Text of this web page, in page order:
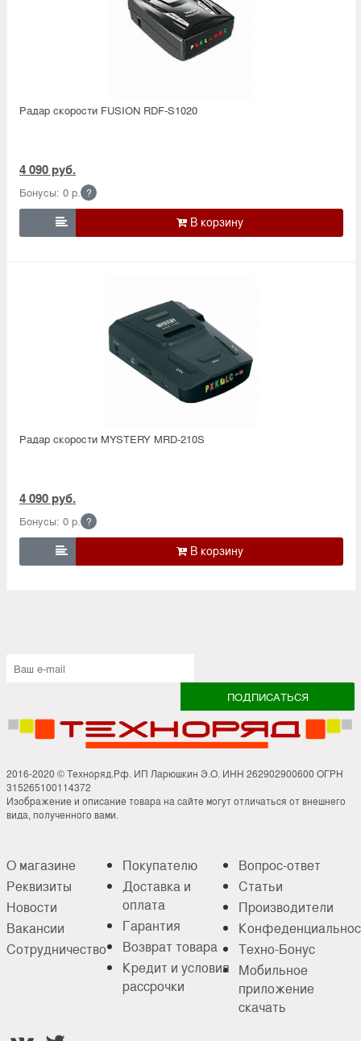
Радар скорости FUSION RDF-S1020
4 090 руб.
Бонусы: 0 р. ?

Радар скорости MYSTERY MRD-210S
4 090 руб.
Бонусы: 0 р. ?

2016-2020 © Техноряд.Рф. ИП Ларюшкин Э.О. ИНН 262902900600 ОГРН
315265100114372
Изображение и описание товара на сайте могут отличаться от внешнего
вида, полученного вами.
О магазине
Реквизиты
Новости
Вакансии
Сотрудничество
Покупателю
Доставка и
оплата
Гарантия
Возврат товара
Кредит и условия
рассрочки
Вопрос-ответ
Статьи
Производители
Техно-Бонус
Мобильное
приложение
скачать